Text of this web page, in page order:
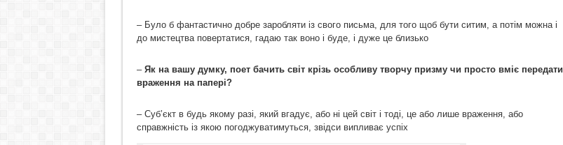
– Було б фантастично добре заробляти із свого письма, для того щоб бути ситим, а потім можна і
до мистецтва повертатися, гадаю так воно і буде, і дуже це близько
– Як на вашу думку, поет бачить світ крізь особливу творчу призму чи просто вміє передати
враження на папері?
– Суб’єкт в будь якому разі, який вгадує, або ні цей світ і тоді, це або лише враження, або
справжність із якою погоджуватимуться, звідси випливає успіх